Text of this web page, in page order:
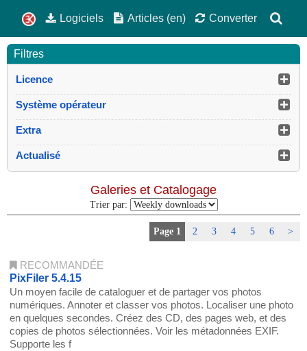
Logiciels Articles (en) Converter
Filtres
Licence
Système opérateur
Extra
Actualisé
Galeries et Catalogage
Trier par:
Page 1 2 3 4 5 6 >
RECOMMANDÉE
PixFiler 5.4.15
Un moyen facile de cataloguer et de partager vos photos
numériques. Annoter et classer vos photos. Localiser une photo
en quelques secondes. Créez des CD, des pages web, et des
copies de photos sélectionnées. Voir les métadonnées EXIF.
Supporte les f